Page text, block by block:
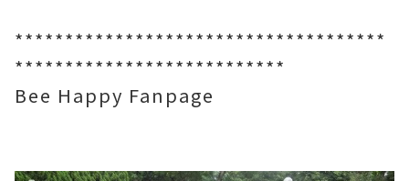
*************************************
***************************
Bee Happy Fanpage